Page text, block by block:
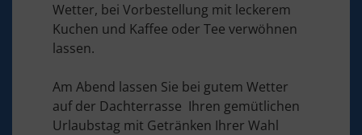
Wetter, bei Vorbestellung mit leckerem
Kuchen und Kaffee oder Tee verwöhnen
lassen.
Am Abend lassen Sie bei gutem Wetter
auf der Dachterrasse Ihren gemütlichen
Urlaubstag mit Getränken Ihrer Wahl